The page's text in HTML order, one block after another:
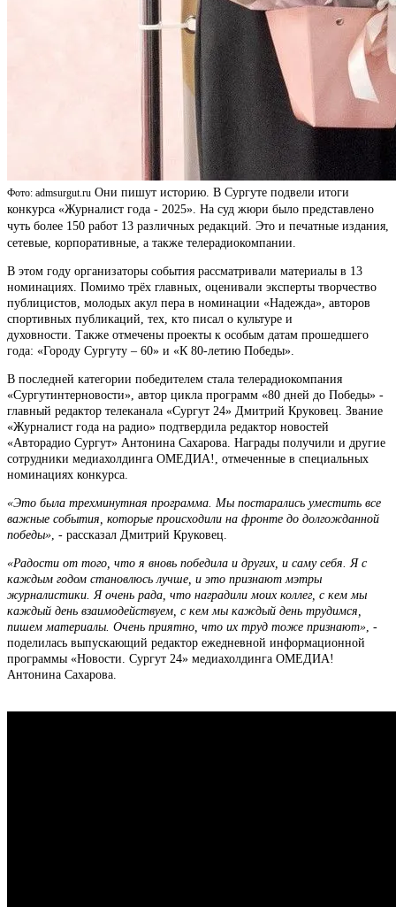
Фото: admsurgut.ru Они пишут историю. В Сургуте подвели итоги
конкурса «Журналист года - 2025». На суд жюри было представлено
чуть более 150 работ 13 различных редакций. Это и печатные издания,
сетевые, корпоративные, а также телерадиокомпании.
В этом году организаторы события рассматривали материалы в 13
номинациях. Помимо трёх главных, оценивали эксперты творчество
публицистов, молодых акул пера в номинации «Надежда», авторов
спортивных публикаций, тех, кто писал о культуре и
духовности. Также отмечены проекты к особым датам прошедшего
года: «Городу Сургуту – 60» и «К 80-летию Победы».
В последней категории победителем стала телерадиокомпания
«Сургутинтерновости», автор цикла программ «80 дней до Победы» -
главный редактор телеканала «Сургут 24» Дмитрий Круковец. Звание
«Журналист года на радио» подтвердила редактор новостей
«Авторадио Сургут» Антонина Сахарова. Награды получили и другие
сотрудники медиахолдинга ОМЕДИА!, отмеченные в специальных
номинациях конкурса.
«Это была трехминутная программа. Мы постарались уместить все
важные события, которые происходили на фронте до долгожданной
победы» , - рассказал Дмитрий Круковец.
«Радости от того, что я вновь победила и других, и саму себя. Я с
каждым годом становлюсь лучше, и это признают мэтры
журналистики. Я очень рада, что наградили моих коллег, с кем мы
каждый день взаимодействуем, с кем мы каждый день трудимся,
пишем материалы. Очень приятно, что их труд тоже признают» , -
поделилась выпускающий редактор ежедневной информационной
программы «Новости. Сургут 24» медиахолдинга ОМЕДИА!
Антонина Сахарова.